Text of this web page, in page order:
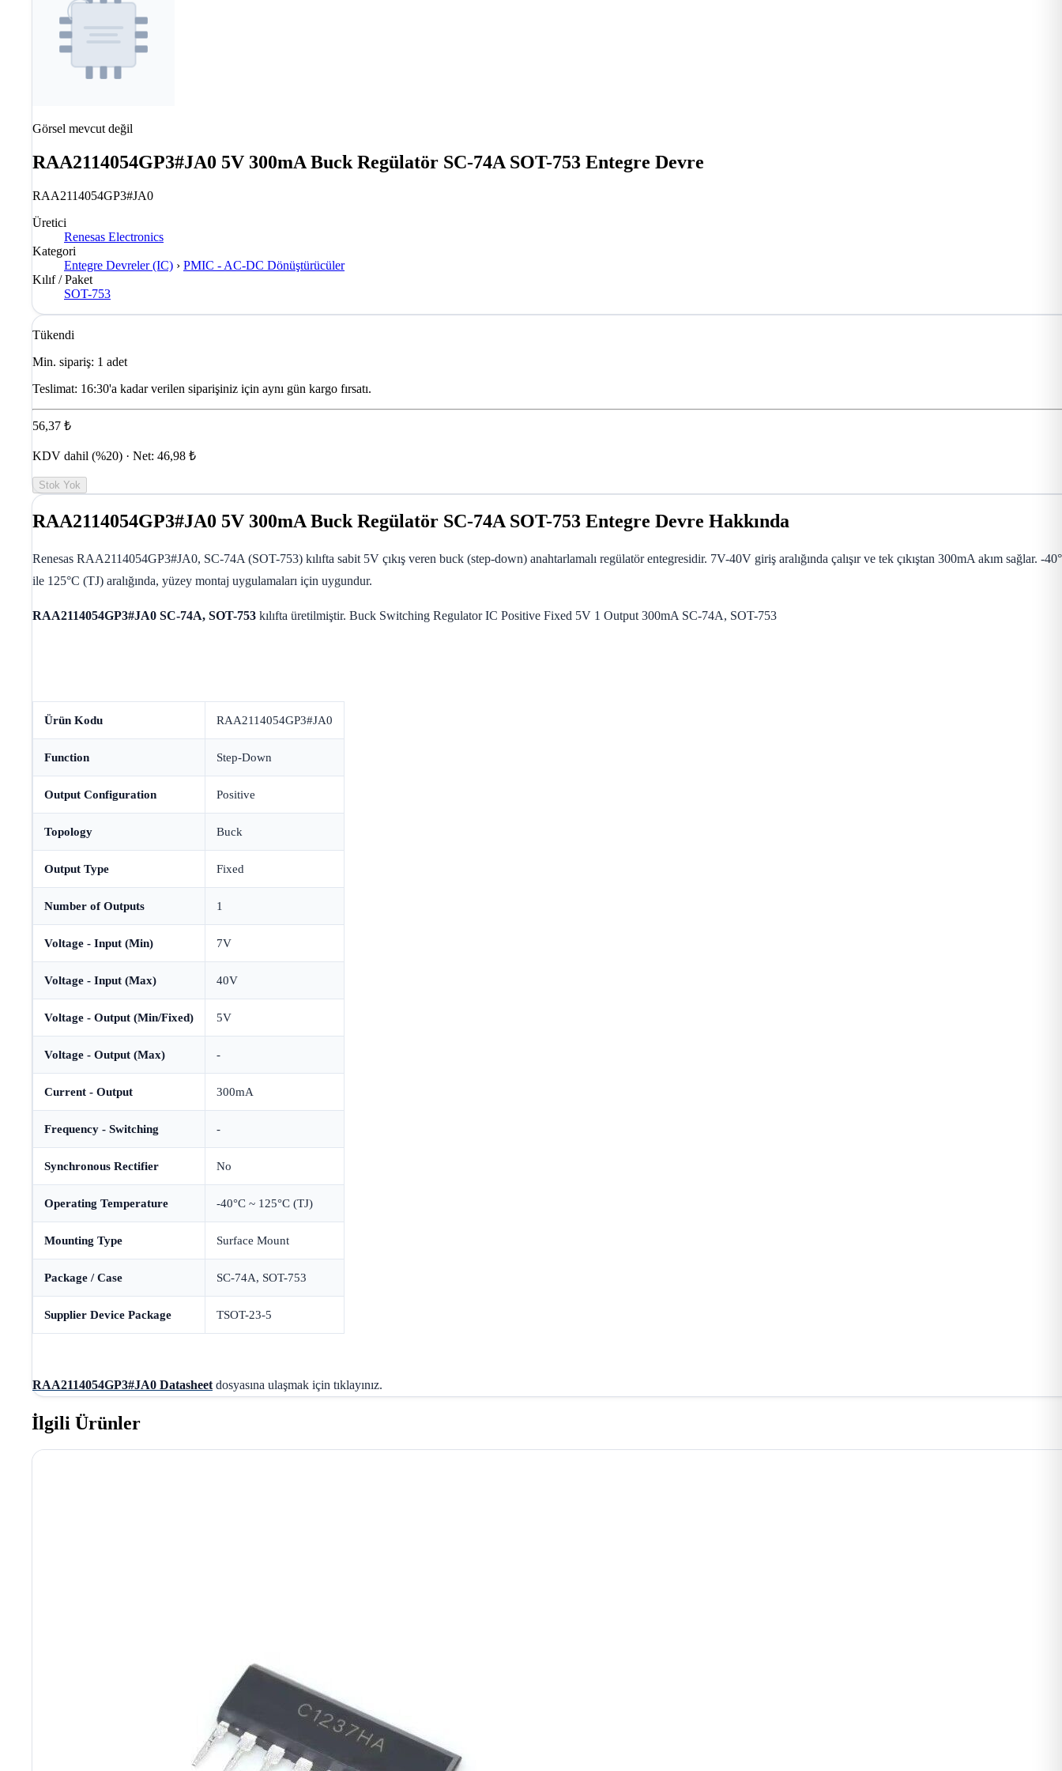
Görsel mevcut değil
RAA2114054GP3#JA0 5V 300mA Buck Regülatör SC-74A SOT-753 Entegre Devre
RAA2114054GP3#JA0
Üretici
Renesas Electronics
Kategori
Entegre Devreler (IC) › PMIC - AC-DC Dönüştürücüler
Kılıf / Paket
SOT-753
Tükendi
Min. sipariş: 1 adet
Teslimat: 16:30'a kadar verilen siparişiniz için aynı gün kargo fırsatı.
56,37 ₺
KDV dahil (%20) · Net: 46,98 ₺
Stok Yok
RAA2114054GP3#JA0 5V 300mA Buck Regülatör SC-74A SOT-753 Entegre Devre Hakkında
Renesas RAA2114054GP3#JA0, SC-74A (SOT-753) kılıfta sabit 5V çıkış veren buck (step-down) anahtarlamalı regülatör entegresidir. 7V-40V giriş aralığında çalışır ve tek çıkıştan 300mA akım sağlar. -
ile 125°C (TJ) aralığında, yüzey montaj uygulamaları için uygundur.
RAA2114054GP3#JA0 SC-74A, SOT-753 kılıfta üretilmiştir. Buck Switching Regulator IC Positive Fixed 5V 1 Output 300mA SC-74A, SOT-753
Ürün Kodu RAA2114054GP3#JA0
Function Step-Down
Output Configuration Positive
Topology Buck
Output Type Fixed
Number of Outputs 1
Voltage - Input (Min) 7V
Voltage - Input (Max) 40V
Voltage - Output (Min/Fixed) 5V
Voltage - Output (Max) -
Current - Output 300mA
Frequency - Switching -
Synchronous Rectifier No
Operating Temperature -40°C ~ 125°C (TJ)
Mounting Type Surface Mount
Package / Case SC-74A, SOT-753
Supplier Device Package TSOT-23-5
RAA2114054GP3#JA0 Datasheet dosyasına ulaşmak için tıklayınız.
İlgili Ürünler